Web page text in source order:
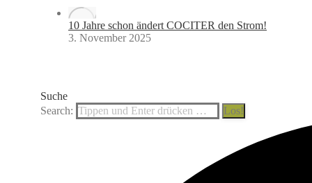
10 Jahre schon ändert COCITER den Strom!
3. November 2025
Suche
Search: